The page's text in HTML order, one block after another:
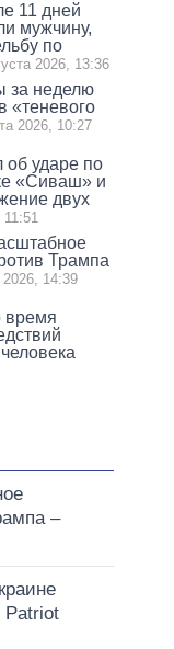
11 дней
мужчину,
по
2026, 13:36
за неделю
«теневого
2026, 10:27
об ударе по
«Сиваш» и
двух
11:51
Трампа
2026, 14:39
время
–
Patriot